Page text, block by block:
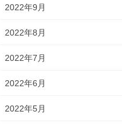
2022年9月
2022年8月
2022年7月
2022年6月
2022年5月